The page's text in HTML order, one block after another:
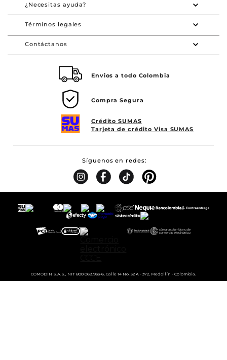
¿Necesitas ayuda?
Términos legales
Contáctanos
Envios a todo Colombia
Compra Segura
Crédito SUMAS
Tarjeta de crédito Visa SUMAS
Síguenos en redes
COMODIN S.A.S., NIT 800.069.933-6, Calle 14 No. 52 A - 372, Medellín - Colombia.